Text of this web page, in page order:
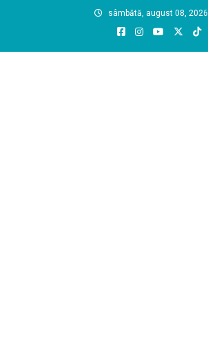
sâmbătă, august 08, 2026